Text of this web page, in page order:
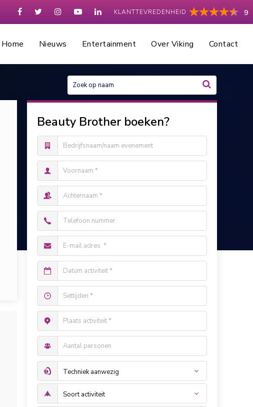
KLANTTEVREDENHEID 9
Home Nieuws Entertainment Over Viking Contact
Beauty Brother boeken?